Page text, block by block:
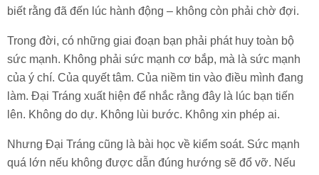
biết rằng đã đến lúc hành động – không còn phải chờ đợi.
Trong đời, có những giai đoạn bạn phải phát huy toàn bộ
sức mạnh. Không phải sức mạnh cơ bắp, mà là sức mạnh
của ý chí. Của quyết tâm. Của niềm tin vào điều mình đang
làm. Đại Tráng xuất hiện để nhắc rằng đây là lúc bạn tiến
lên. Không do dự. Không lùi bước. Không xin phép ai.
Nhưng Đại Tráng cũng là bài học về kiểm soát. Sức mạnh
quá lớn nếu không được dẫn đúng hướng sẽ đổ vỡ. Nếu